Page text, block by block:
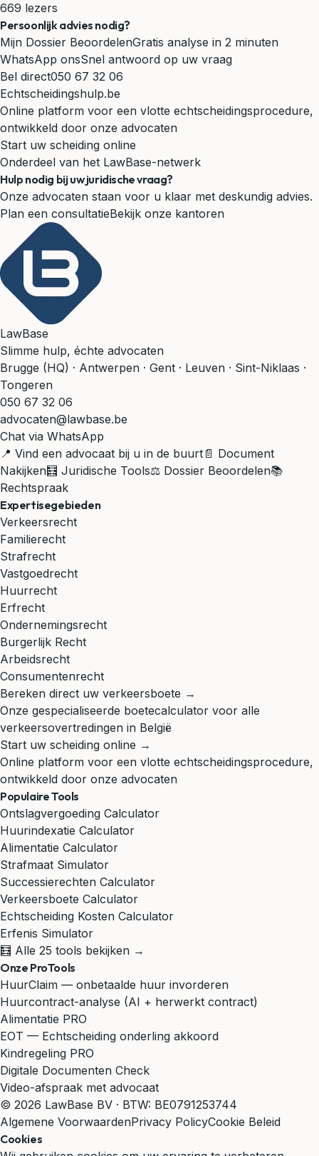
669 lezers
Persoonlijk advies nodig?
Mijn Dossier BeoordelenGratis analyse in 2 minuten
WhatsApp onsSnel antwoord op uw vraag
Bel direct050 67 32 06
Echtscheidingshulp.be
Online platform voor een vlotte echtscheidingsprocedure,
ontwikkeld door onze advocaten
Start uw scheiding online
Onderdeel van het LawBase-netwerk
Hulp nodig bij uw juridische vraag?
Onze advocaten staan voor u klaar met deskundig advies.
Plan een consultatieBekijk onze kantoren
LawBase
Slimme hulp, échte advocaten
Brugge (HQ) · Antwerpen · Gent · Leuven · Sint-Niklaas ·
Tongeren
050 67 32 06
advocaten@lawbase.be
Chat via WhatsApp
📍 Vind een advocaat bij u in de buurt 📄 Document
Nakijken🧮 Juridische Tools⚖️ Dossier Beoordelen📚
Rechtspraak
Expertisegebieden
Verkeersrecht
Familierecht
Strafrecht
Vastgoedrecht
Huurrecht
Erfrecht
Ondernemingsrecht
Burgerlijk Recht
Arbeidsrecht
Consumentenrecht
Bereken direct uw verkeersboete →
Onze gespecialiseerde boetecalculator voor alle
verkeersovertredingen in België
Start uw scheiding online →
Online platform voor een vlotte echtscheidingsprocedure,
ontwikkeld door onze advocaten
Populaire Tools
Ontslagvergoeding Calculator
Huurindexatie Calculator
Alimentatie Calculator
Strafmaat Simulator
Successierechten Calculator
Verkeersboete Calculator
Echtscheiding Kosten Calculator
Erfenis Simulator
🧮 Alle 25 tools bekijken →
Onze ProTools
HuurClaim — onbetaalde huur invorderen
Huurcontract-analyse (AI + herwerkt contract)
Alimentatie PRO
EOT — Echtscheiding onderling akkoord
Kindregeling PRO
Digitale Documenten Check
Video-afspraak met advocaat
© 2026 LawBase BV · BTW: BE0791253744
Algemene VoorwaardenPrivacy PolicyCookie Beleid
Cookies